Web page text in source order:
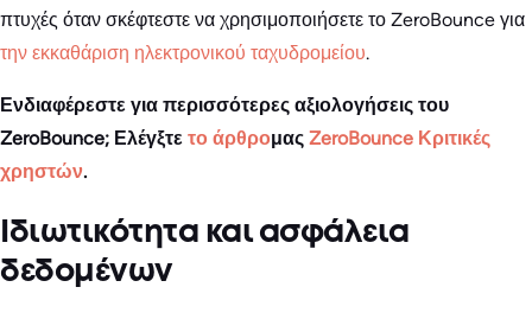
πτυχές όταν σκέφτεστε να χρησιμοποιήσετε το ZeroBounce για
την εκκαθάριση ηλεκτρονικού ταχυδρομείου.
Ενδιαφέρεστε για περισσότερες αξιολογήσεις του
ZeroBounce; Ελέγξτε το άρθρομας ZeroBounce Κριτικές
χρηστών.
Ιδιωτικότητα και ασφάλεια
δεδομένων